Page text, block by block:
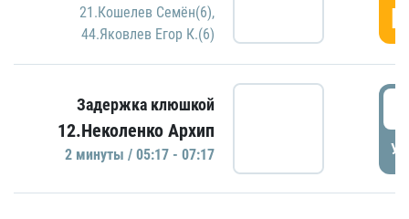
21.Кошелев Семён(6),
44.Яковлев Егор К.(6)
Задержка клюшкой
12.Неколенко Архип
2 минуты / 05:17 - 07:17